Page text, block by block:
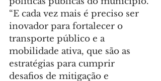
“E cada vez mais é preciso ser
inovador para fortalecer o
transporte público e a
mobilidade ativa, que são as
estratégias para cumprir
desafios de mitigação e